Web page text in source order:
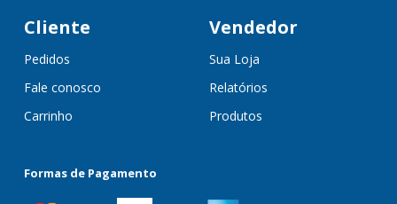
Cliente
Pedidos
Fale conosco
Carrinho
Vendedor
Sua Loja
Relatórios
Produtos
Formas de Pagamento